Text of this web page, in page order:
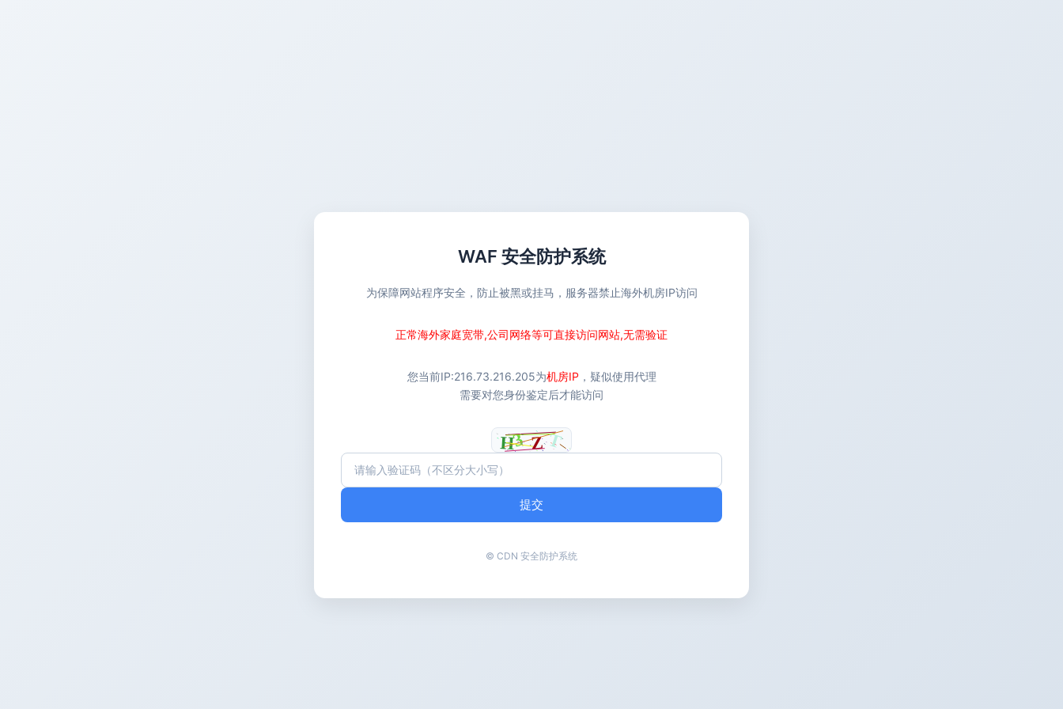
WAF 安全防护系统
为保障网站程序安全，防止被黑或挂马，服务器禁止海外机房IP访问
正常海外家庭宽带,公司网络等可直接访问网站,无需验证
您当前IP:216.73.216.205为机房IP ，疑似使用代理
需要对您身份鉴定后才能访问
提交
© CDN 安全防护系统